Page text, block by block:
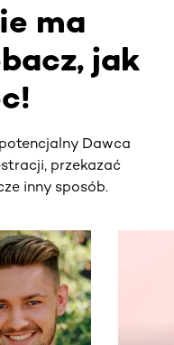
ma
jak
Dawca
przekazać
inny sposób.
w poziomie. Użyj